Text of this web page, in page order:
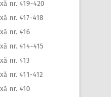
nr. 419-420
nr. 417-418
nr. 416
nr. 414-415
nr. 413
nr. 411-412
nr. 410